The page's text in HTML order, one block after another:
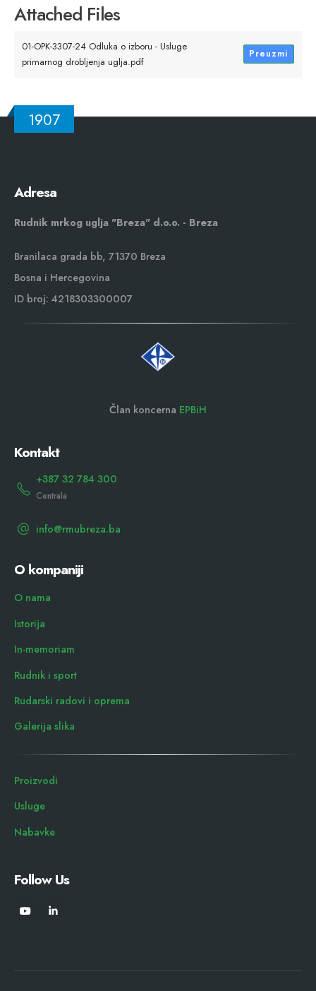
Attached Files
01-OPK-3307-24 Odluka o izboru - Usluge
primarnog drobljenja uglja.pdf
Preuzmi
1907
Adresa
Rudnik mrkog uglja "Breza" d.o.o. - Breza
Branilaca grada bb, 71370 Breza
Bosna i Hercegovina
ID broj: 4218303300007
Član koncerna EPBiH
Kontakt
+387 32 784 300
Centrala
info@rmubreza.ba
O kompaniji
O nama
Istorija
In-memoriam
Rudnik i sport
Rudarski radovi i oprema
Galerija slika
Proizvodi
Usluge
Nabavke
Follow Us